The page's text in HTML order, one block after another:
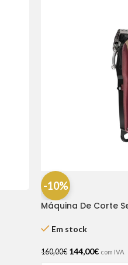
-10%
Máquina De Corte
Em stock
160,00€ 144,00€ com IVA